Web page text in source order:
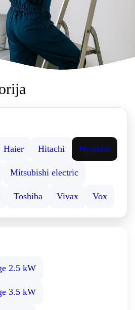
Haier Hitachi Hyundai
Mitsubishi electric
Toshiba Vivax Vox
2.5 kW
3.5 kW